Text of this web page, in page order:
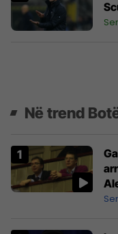
Në trend
u